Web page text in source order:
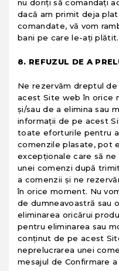
nu doriţi să comandaţi
dacă am primit deja
comandate, vă vom
bani pe care le-aţi plătit.
8. REFUZUL DE A
Ne rezervăm dreptul
acest Site web în orice
şi/sau de a elimina sau
informaţii de pe acest
toate eforturile pentru
comenzile plasate, pot
excepţionale care să
unei comenzi după
a comenzii şi ne
în orice moment. Nu
de dumneavoastră sau
eliminarea oricărui
pentru eliminarea sau
conţinut de pe acest
neprelucrarea unei
mesajul de Confirmare